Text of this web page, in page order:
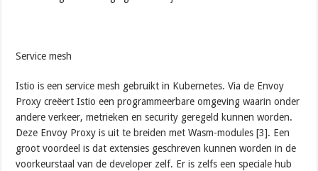
Service mesh
Istio is een service mesh gebruikt in Kubernetes. Via de Envoy
Proxy creëert Istio een programmeerbare omgeving waarin onder
andere verkeer, metrieken en security geregeld kunnen worden.
Deze Envoy Proxy is uit te breiden met Wasm-modules [3]. Een
groot voordeel is dat extensies geschreven kunnen worden in de
voorkeurstaal van de developer zelf. Er is zelfs een speciale hub